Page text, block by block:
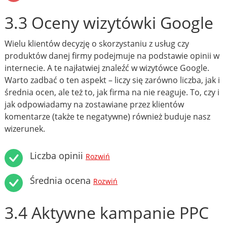
3.3 Oceny wizytówki Google
Wielu klientów decyzję o skorzystaniu z usług czy
produktów danej firmy podejmuje na podstawie opinii w
internecie. A te najłatwiej znaleźć w wizytówce Google.
Warto zadbać o ten aspekt – liczy się zarówno liczba, jak i
średnia ocen, ale też to, jak firma na nie reaguje. To, czy i
jak odpowiadamy na zostawiane przez klientów
komentarze (także te negatywne) również buduje nasz
wizerunek.
Liczba opinii Rozwiń
Średnia ocena Rozwiń
3.4 Aktywne kampanie PPC